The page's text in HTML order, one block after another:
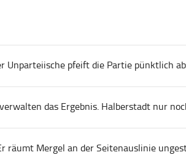
Unparteiische pfeift die Partie pünktlich
das Ergebnis. Halberstadt nur
räumt Mergel an der Seitenauslinie